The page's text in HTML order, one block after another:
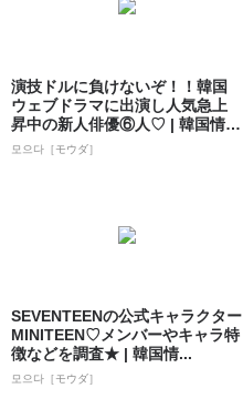
演技ドルに負けないぞ！！韓国
ウェブドラマに出演し人気急上
昇中の新人俳優⑥人♡ | 韓国情報
サイト ...
모으다［モウダ］
SEVENTEENの公式キャラクター
MINITEEN♡メンバーやキャラ特
徴などを調査★ | 韓国情...
모으다［モウダ］